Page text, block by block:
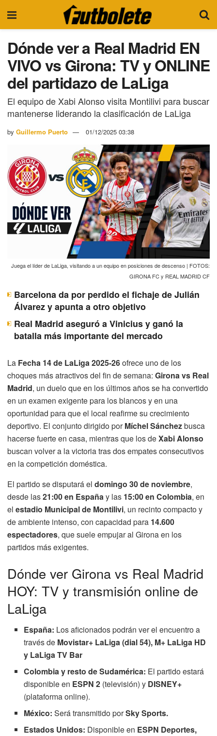
Dónde ver a Real Madrid EN
VIVO vs Girona: TV y ONLINE
del partidazo de LaLiga
El equipo de Xabi Alonso visita Montilivi para buscar
mantenerse liderando la clasificación de LaLiga
by Guillermo Puerto 01/12/2025 03:38
Juega el líder de LaLiga, visitando a un equipo en posiciones de descenso | FOTOS:
GIRONA FC y REAL MADRID CF
Barcelona da por perdido el fichaje de Julián
Álvarez y apunta a otro objetivo
Real Madrid aseguró a Vinicius y ganó la
batalla más importante del mercado
La Fecha 14 de LaLiga 2025-26ofrece uno de los
choques más atractivos del fin de semana: Girona vs Real
Madrid, un duelo que en los últimos años se ha convertido
en un examen exigente para los blancos y en una
oportunidad para que el local reafirme su crecimiento
deportivo. El conjunto dirigido porMíchel Sánchezbusca
hacerse fuerte en casa, mientras que los deXabi Alonso
buscan volver a la victoria tras dos empates consecutivos
en la competición doméstica.
El partido se disputará el domingo 30 de noviembre,
desde las21:00 en Españay las 15:00 en Colombia, en
el estadio Municipal de Montilivi, un recinto compacto y
de ambiente intenso, con capacidad para 14.600
espectadores, que suele empujar al Girona en los
partidos más exigentes.
Dónde ver Girona vs Real Madrid
HOY: TV y transmisión online de
LaLiga
España: Los aficionados podrán ver el encuentro a
través de Movistar+ LaLiga (dial 54), M+ LaLiga HD
y LaLiga TV Bar
Colombia y resto de Sudamérica: El partido estará
disponible en ESPN 2 (televisión) y DISNEY+
(plataforma online).
México:Será transmitido porSky Sports.
Estados Unidos: Disponible en ESPN Deportes,